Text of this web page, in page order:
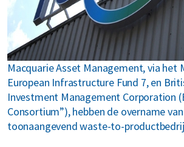
Macquarie Asset Management, via het
European Infrastructure Fund 7, en
Investment Management Corporation
Consortium”), hebben de overname
toonaangevend waste-to-